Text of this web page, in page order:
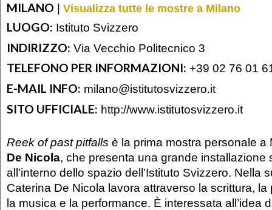
MILANO | Visualizza tutte le mostre a Milano
LUOGO: Istituto Svizzero
INDIRIZZO: Via Vecchio Politecnico 3
TELEFONO PER INFORMAZIONI: +39 02 76 01
E-MAIL INFO: milano@istitutosvizzero.it
SITO UFFICIALE: http://www.istitutosvizzero.it
Reek of past pitfalls è la prima mostra personale a
De Nicola, che presenta una grande installazione
all’interno dello spazio dell’Istituto Svizzero. Nella
Caterina De Nicola lavora attraverso la scrittura, la
la musica e la performance. È interessata all’idea